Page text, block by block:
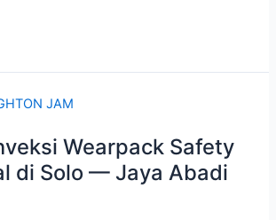
Wearpack Safety
di Solo — Jaya Abadi